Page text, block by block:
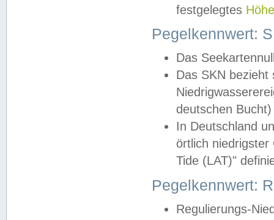
festgelegtes
Pegelkennwert:
Das
Das SKN
deutschen
In Deutschland
örtlich
Tide (LAT)"
Pegelkennwert:
Regulierungs-